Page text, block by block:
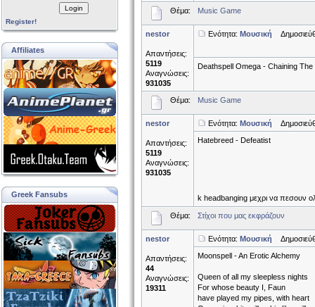
Login
Register!
Affiliates
Greek Fansubs
Θέμα: Music Game
nestor
Απαντήσεις:
5119
Αναγνώσεις:
931035
Ενότητα: Μουσική
Deathspell Omega - Chaining The
Θέμα: Music Game
nestor
Απαντήσεις:
5119
Αναγνώσεις:
931035
Ενότητα: Μουσική
Hatebreed - Defeatist
k headbanging μεχρι να πεσουν
Θέμα: Στίχοι που μας εκφράζουν
nestor
Απαντήσεις:
44
Αναγνώσεις:
19311
Ενότητα: Μουσική
Moonspell - An Erotic Alchemy
Queen of all my sleepless nights
For whose beauty I, Faun
have played my pipes, with heart